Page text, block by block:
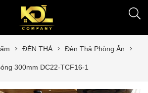
ĐÈN THẢ Đèn Thả Phòng Ăn
300mm DC22-TCF16-1